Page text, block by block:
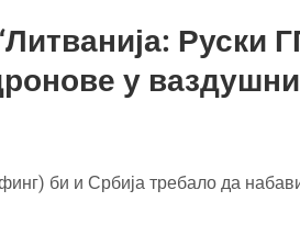
Литванија: Руски
у
би и Србија требало да